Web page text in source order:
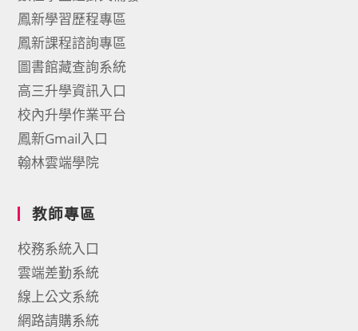
鳳新學習歷程專區
鳳新課程諮詢專區
圖書館藏查詢系統
高三升學資訊入口
校內升學作業平台
鳳新Gmail入口
翰林雲端學院
教師專區
校務系統入口
雲端差勤系統
線上公文系統
網路請購系統